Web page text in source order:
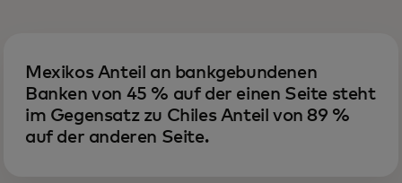
Mexikos Anteil an bankgebundenen
Banken von 45 % auf der einen Seite steht
im Gegensatz zu Chiles Anteil von 89 %
auf der anderen Seite.